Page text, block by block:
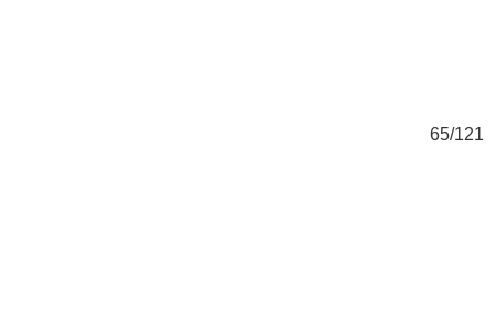
65/121